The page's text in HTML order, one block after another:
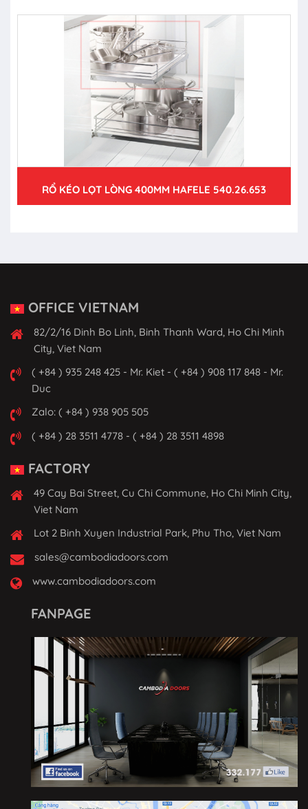
RỔ KÉO LỌT LÒNG 400MM HAFELE 540.26.653
OFFICE VIETNAM
82/2/16 Dinh Bo Linh, Binh Thanh Ward, Ho Chi Minh
City, Viet Nam
( +84 ) 935 248 425 - Mr. Kiet - ( +84 ) 908 117 848 - Mr.
Duc
Zalo: ( +84 ) 938 905 505
( +84 ) 28 3511 4778 - ( +84 ) 28 3511 4898
FACTORY
49 Cay Bai Street, Cu Chi Commune, Ho Chi Minh City,
Viet Nam
Lot 2 Binh Xuyen Industrial Park, Phu Tho, Viet Nam
sales@cambodiadoors.com
www.cambodiadoors.com
FANPAGE